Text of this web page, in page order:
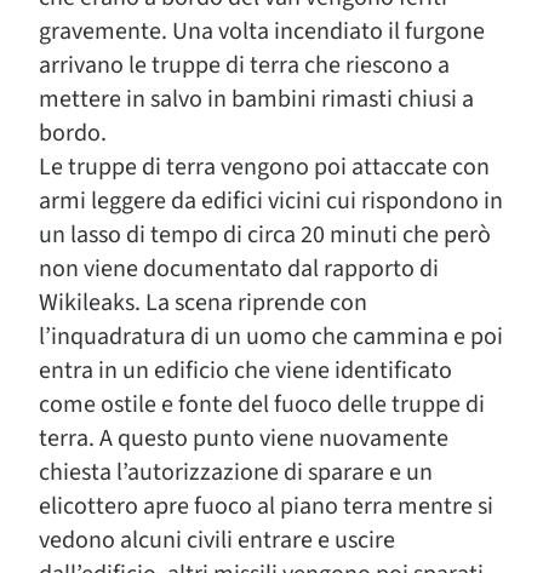
gravemente. Una volta incendiato il furgone
arrivano le truppe di terra che riescono a
mettere in salvo in bambini rimasti chiusi a
bordo.
Le truppe di terra vengono poi attaccate con
armi leggere da edifici vicini cui rispondono in
un lasso di tempo di circa 20 minuti che però
non viene documentato dal rapporto di
Wikileaks. La scena riprende con
l’inquadratura di un uomo che cammina e poi
entra in un edificio che viene identificato
come ostile e fonte del fuoco delle truppe di
terra. A questo punto viene nuovamente
chiesta l’autorizzazione di sparare e un
elicottero apre fuoco al piano terra mentre si
vedono alcuni civili entrare e uscire